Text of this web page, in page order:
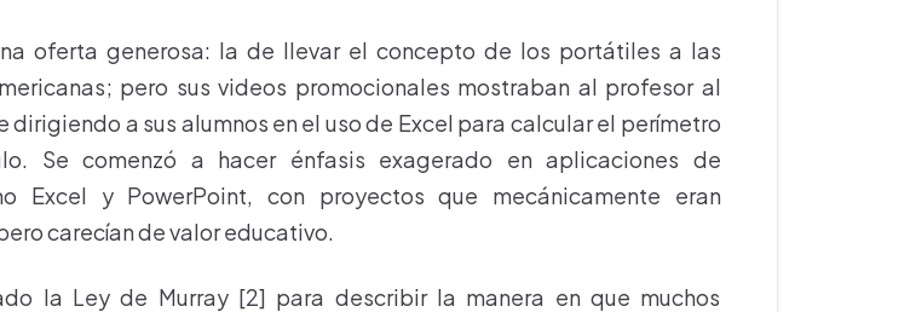
oferta generosa: la de llevar el concepto de los portátiles a las
pero sus videos promocionales mostraban al profesor al
dirigiendo a sus alumnos en el uso de Excel para calcular el perímetro
Se comenzó a hacer énfasis exagerado en aplicaciones de
Excel y PowerPoint, con proyectos que mecánicamente eran
carecían de valor educativo.
la Ley de Murray [2] para describir la manera en que muchos